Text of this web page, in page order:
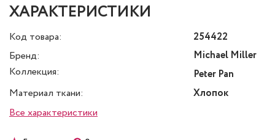
ХАРАКТЕРИСТИКИ
Код товара:
254422
Бренд:
Michael Miller
Коллекция:
Peter Pan
Материал ткани:
Хлопок
Все характеристики